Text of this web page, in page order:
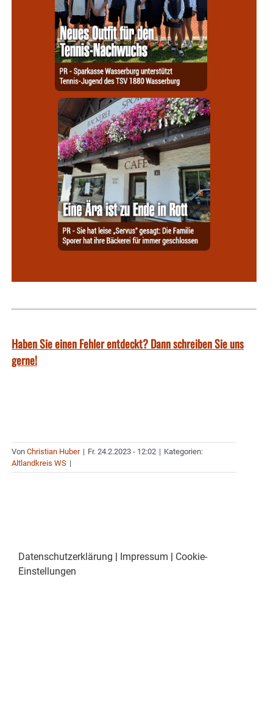
Haben Sie einen Fehler entdeckt? Dann schreiben Sie uns
gerne!
Von Christian Huber | Fr. 24.2.2023 - 12:02 | Kategorien:
Altlandkreis WS |
Datenschutzerklärung | Impressum | Cookie-
Einstellungen